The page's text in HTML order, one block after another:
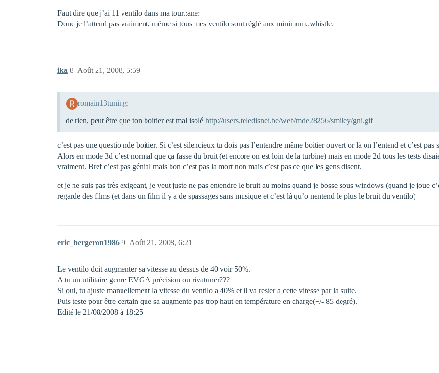
Faut dire que j’ai 11 ventilo dans ma tour.:ane:
Donc je l’attend pas vraiment, même si tous mes ventilo sont réglé aux minimum.:whistle:
ika Août 21, 2008, 5:59
8
romain13tuning:
de rien, peut être que ton boitier est mal isolé http://users.teledisnet.be/web/mde28256/smiley/gni.gif
c’est pas une questio nde boitier. Si c’est silencieux tu dois pas l’entendre même boitier ouvert or là on l’entend et c’est pas
Alors en mode 3d c’est normal que ça fasse du bruit (et encore on est loin de la turbine) mais en mode 2d tous les tests
vraiment. Bref c’est pas génial mais bon c’est pas la mort non mais c’est pas ce que les gens disent.
et je ne suis pas très exigeant, je veut juste ne pas entendre le bruit au moins quand je bosse sous windows (quand je joue
regarde des films (et dans un film il y a de spassages sans musique et c’est là qu’o nentend le plus le bruit du ventilo)
eric_bergeron1986 Août 21, 2008, 6:21
9
Le ventilo doit augmenter sa vitesse au dessus de 40 voir 50%.
A tu un utilitaire genre EVGA précision ou rivatuner???
Si oui, tu ajuste manuellement la vitesse du ventilo a 40% et il va rester a cette vitesse par la suite.
Puis teste pour être certain que sa augmente pas trop haut en température en charge(+/- 85 degré).
Edité le 21/08/2008 à 18:25